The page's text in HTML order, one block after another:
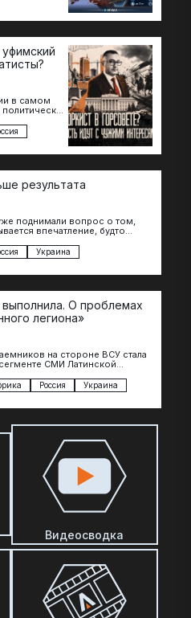
в самом
результата
поднимали вопрос о том,
впечатление, будто
Украина
О проблемах
легиона»
на стороне ВСУ стала
СМИ Латинской
Россия Украина
Видеосводка